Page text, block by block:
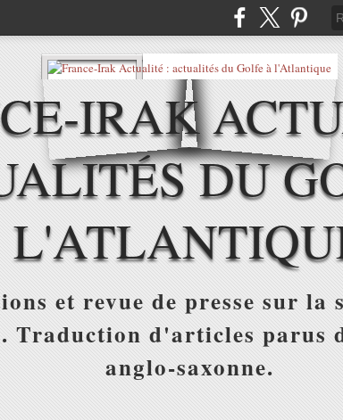
IRAK
DU
et revue de presse sur
d'articles parus
anglo-saxonne.